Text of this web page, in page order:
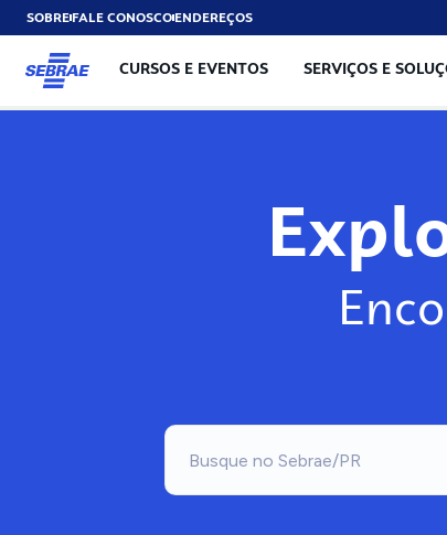
SOBREFALE CONOSCOENDEREÇOS
CURSOS E EVENTOS SERVIÇOS E